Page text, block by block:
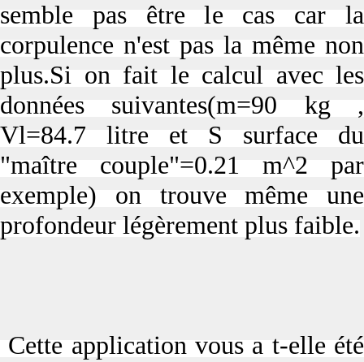
semble pas être le cas car la
corpulence n'est pas la même non
plus.Si on fait le calcul avec les
données suivantes(m=90 kg ,
Vl=84.7 litre et S surface du
"maître couple"=0.21 m^2 par
exemple) on trouve même une
profondeur légèrement plus faible.
Cette application vous a t-elle été